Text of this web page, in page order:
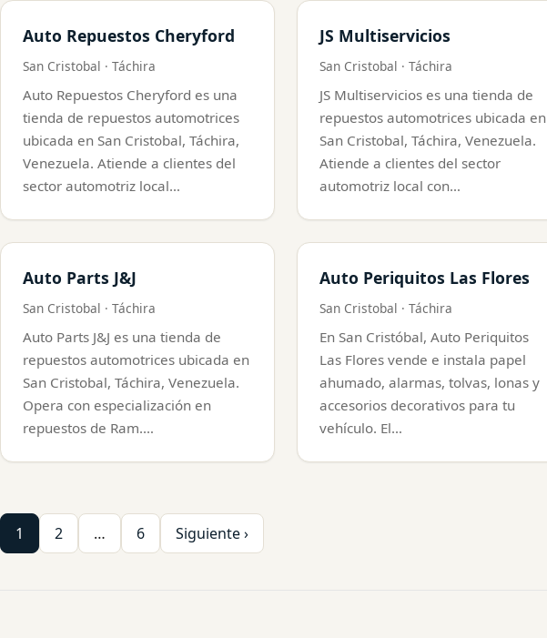
Auto Repuestos Cheryford
San Cristobal · Táchira
Auto Repuestos Cheryford es una
tienda de repuestos automotrices
ubicada en San Cristobal, Táchira,
Venezuela. Atiende a clientes del
sector automotriz local…
JS Multiservicios
San Cristobal · Táchira
JS Multiservicios es una tienda de
repuestos automotrices ubicada en
San Cristobal, Táchira, Venezuela.
Atiende a clientes del sector
automotriz local con…
Auto Parts J&J
San Cristobal · Táchira
Auto Parts J&J es una tienda de
repuestos automotrices ubicada en
San Cristobal, Táchira, Venezuela.
Opera con especialización en
repuestos de Ram.…
Auto Periquitos Las Flores
San Cristobal · Táchira
En San Cristóbal, Auto Periquitos
Las Flores vende e instala papel
ahumado, alarmas, tolvas, lonas y
accesorios decorativos para tu
vehículo. El…
Paginación
de
1 2 … 6 Siguiente ›